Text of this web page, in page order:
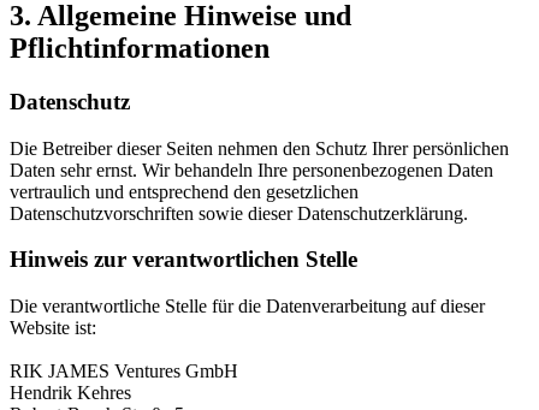
3. Allgemeine Hinweise und
Pflichtinformationen
Datenschutz
Die Betreiber dieser Seiten nehmen den Schutz Ihrer persönlichen
Daten sehr ernst. Wir behandeln Ihre personenbezogenen Daten
vertraulich und entsprechend den gesetzlichen
Datenschutzvorschriften sowie dieser Datenschutzerklärung.
Hinweis zur verantwortlichen Stelle
Die verantwortliche Stelle für die Datenverarbeitung auf dieser
Website ist:
RIK JAMES Ventures GmbH
Hendrik Kehres